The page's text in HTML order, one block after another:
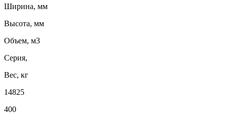
Ширина, мм
Высота, мм
Объем, м3
Серия,
Вес, кг
14825
400